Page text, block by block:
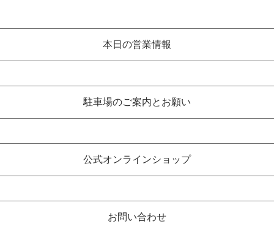
本日の営業情報
駐車場のご案内とお願い
公式オンラインショップ
お問い合わせ